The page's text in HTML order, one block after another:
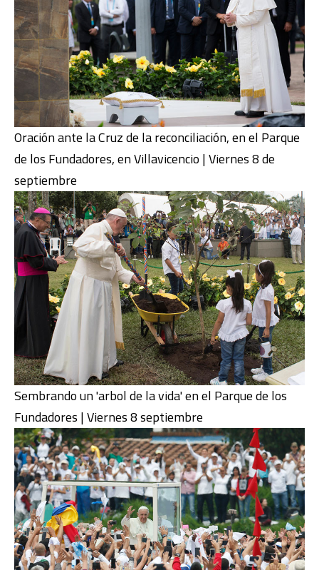
Oración ante la Cruz de la reconciliación, en el Parque
de los Fundadores, en Villavicencio | Viernes 8 de
septiembre
Sembrando un 'arbol de la vida' en el Parque de los
Fundadores | Viernes 8 septiembre